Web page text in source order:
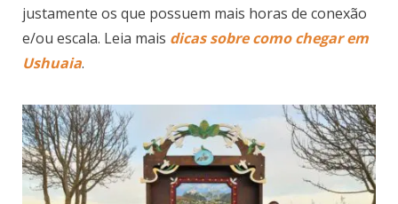
justamente os que possuem mais horas de conexão
e/ou escala. Leia mais dicas sobre como chegar em
Ushuaia.